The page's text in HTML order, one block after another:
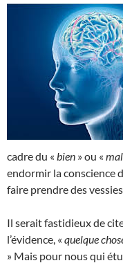
cadre du « bien » ou « mal
endormir la conscience
faire prendre des
Il serait fastidieux de
l’évidence, « quelque
» Mais pour nous qui